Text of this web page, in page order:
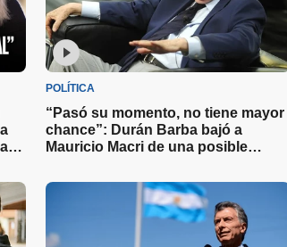
POLÍTICA
“Pasó su momento, no tiene mayor
chance”: Durán Barba bajó a
Mauricio Macri de una posible